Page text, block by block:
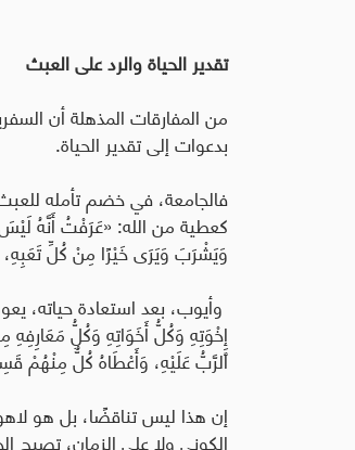
تقدير الحياة والرد على العبث
من المفارقات المذهلة أن
بدعوات إلى تقدير الحياة.
فالجامعة، في خضم تأمله
كعطية من الله: «عَرَفْتُ أَنَّهُ لَيْسَ
وَيَشْرَبَ وَيَرَى خَيْرًا مِنْ كُلِّ تَعَبِهِ، فَهُوَ
وأيوب، بعد استعادة حياته،
إِخْوَتِهِ وَكُلُّ أَخَوَاتِهِ وَكُلُّ مَعَارِفِهِ
ٱلرَّبُّ عَلَيْهِ، وَأَعْطَاهُ كُلٌّ مِنْهُمْ
إن هذا ليس تناقضًا، بل هو
الكوني ولا على الزمان، تصبح